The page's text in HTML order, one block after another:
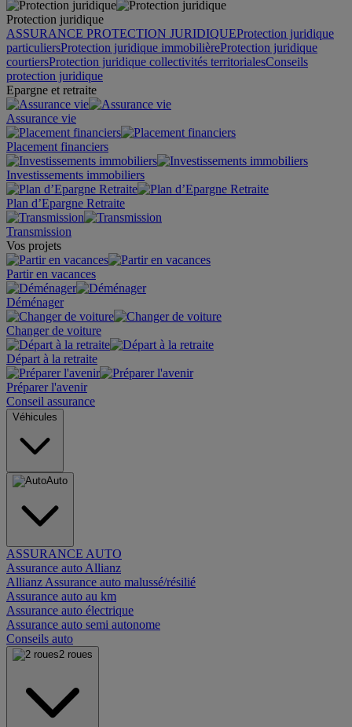
Protection juridique
ASSURANCE PROTECTION JURIDIQUEProtection juridique
particuliersProtection juridique immobilièreProtection juridique
courtiersProtection juridique collectivités territorialesConseils
protection juridique
Epargne et retraite
Assurance vie
Placement financiers
Investissements immobiliers
Plan d’Epargne Retraite
Transmission
Vos projets
Partir en vacances
Déménager
Changer de voiture
Départ à la retraite
Préparer l'avenir
Conseil assurance
Véhicules
Auto
ASSURANCE AUTO
Assurance auto Allianz
Allianz Assurance auto malussé/résilié
Assurance auto au km
Assurance auto électrique
Assurance auto semi autonome
Conseils auto
2 roues